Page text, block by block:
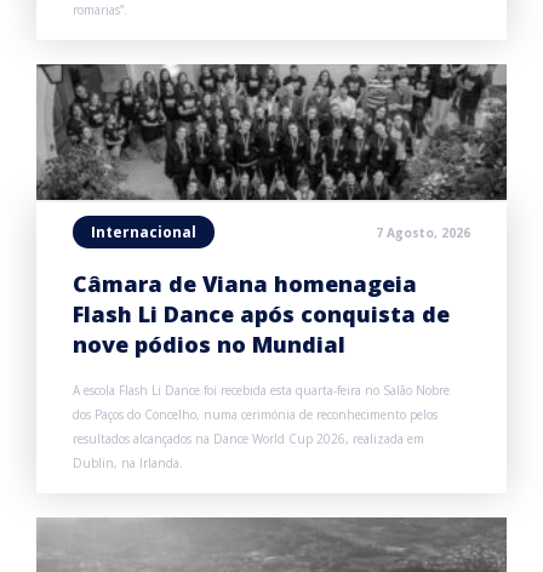
romarias”.
Internacional 7 Agosto, 2026
Câmara de Viana homenageia
Flash Li Dance após conquista de
nove pódios no Mundial
A escola Flash Li Dance foi recebida esta quarta-feira no Salão Nobre
dos Paços do Concelho, numa cerimónia de reconhecimento pelos
resultados alcançados na Dance World Cup 2026, realizada em
Dublin, na Irlanda.